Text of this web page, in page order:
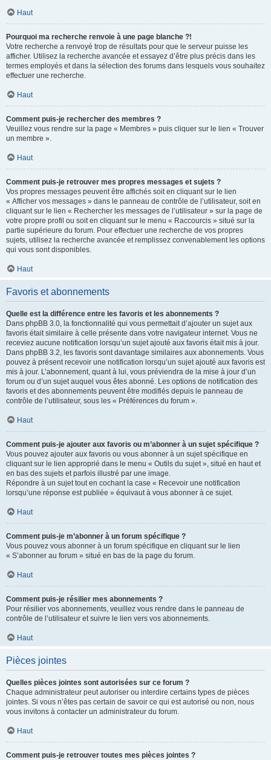
Haut
Pourquoi ma recherche renvoie à une page blanche ?!
Votre recherche a renvoyé trop de résultats pour que le serveur puisse les
afficher. Utilisez la recherche avancée et essayez d’être plus précis dans les
termes employés et dans la sélection des forums dans lesquels vous souhaitez
effectuer une recherche.
Haut
Comment puis-je rechercher des membres ?
Veuillez vous rendre sur la page « Membres » puis cliquer sur le lien « Trouver
un membre ».
Haut
Comment puis-je retrouver mes propres messages et sujets ?
Vos propres messages peuvent être affichés soit en cliquant sur le lien
« Afficher vos messages » dans le panneau de contrôle de l’utilisateur, soit en
cliquant sur le lien « Rechercher les messages de l’utilisateur » sur la page de
votre propre profil ou soit en cliquant sur le menu « Raccourcis » situé sur la
partie supérieure du forum. Pour effectuer une recherche de vos propres
sujets, utilisez la recherche avancée et remplissez convenablement les options
qui vous sont disponibles.
Haut
Favoris et abonnements
Quelle est la différence entre les favoris et les abonnements ?
Dans phpBB 3.0, la fonctionnalité qui vous permettait d’ajouter un sujet aux
favoris était similaire à celle présente dans votre navigateur internet. Vous ne
receviez aucune notification lorsqu’un sujet ajouté aux favoris était mis à jour.
Dans phpBB 3.2, les favoris sont davantage similaires aux abonnements. Vous
pouvez à présent recevoir une notification lorsqu’un sujet ajouté aux favoris est
mis à jour. L’abonnement, quant à lui, vous préviendra de la mise à jour d’un
forum ou d’un sujet auquel vous êtes abonné. Les options de notification des
favoris et des abonnements peuvent être modifiés depuis le panneau de
contrôle de l’utilisateur, sous les « Préférences du forum ».
Haut
Comment puis-je ajouter aux favoris ou m’abonner à un sujet spécifique ?
Vous pouvez ajouter aux favoris ou vous abonner à un sujet spécifique en
cliquant sur le lien approprié dans le menu « Outils du sujet », situé en haut et
en bas des sujets et parfois illustré par une image.
Répondre à un sujet tout en cochant la case « Recevoir une notification
lorsqu’une réponse est publiée » équivaut à vous abonner à ce sujet.
Haut
Comment puis-je m’abonner à un forum spécifique ?
Vous pouvez vous abonner à un forum spécifique en cliquant sur le lien
« S’abonner au forum » situé en bas de la page du forum.
Haut
Comment puis-je résilier mes abonnements ?
Pour résilier vos abonnements, veuillez vous rendre dans le panneau de
contrôle de l’utilisateur et suivre le lien vers vos abonnements.
Haut
Pièces jointes
Quelles pièces jointes sont autorisées sur ce forum ?
Chaque administrateur peut autoriser ou interdire certains types de pièces
jointes. Si vous n’êtes pas certain de savoir ce qui est autorisé ou non, nous
vous invitons à contacter un administrateur du forum.
Haut
Comment puis-je retrouver toutes mes pièces jointes ?